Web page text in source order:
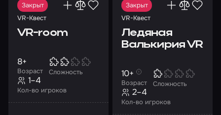
Закрыт
VR-Квест
VR-room
Возраст
8+
Сложность
Кол-во игроков
1–4
Закрыт
VR-Квест
Ледяная
Валькирия VR
Возраст
10+
Сложность
Кол-во игроков
2–4